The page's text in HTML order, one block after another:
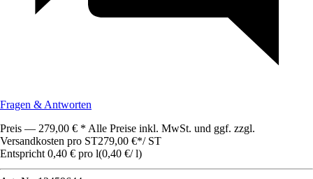
Fragen & Antworten
Preis — 279,00 € * Alle Preise inkl. MwSt. und ggf. zzgl.
Versandkosten pro ST279,00 €*/ ST
Entspricht 0,40 € pro l(0,40 €/ l)